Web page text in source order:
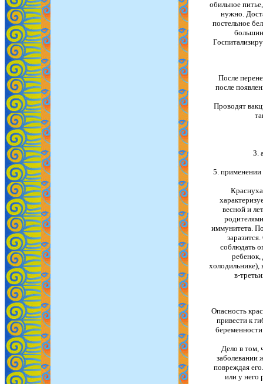
обильное
нужно.
постельное
После
после
Проводят
3.
5. применении
весной и
иммунитета.
соблюдать
ребенок,
холодильнике),
в-
Опасность
привести к
Дело в том,
заболевании
повреждая
или у него